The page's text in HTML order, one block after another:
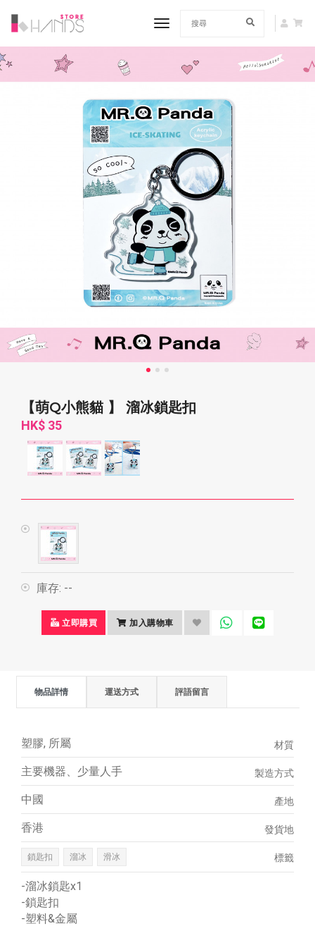
toggle navigation
【萌Q小熊貓 】 溜冰鎖匙扣
HK$ 35
庫存: --
立即購買 加入購物車
物品詳情 運送方式 評語留言
材質
塑膠, 所屬
製造方式
主要機器、少量人手
產地
中國
發貨地
香港
標籤
鎖匙扣 溜冰 滑冰
-溜冰鎖匙x1
-鎖匙扣
-塑料&金屬